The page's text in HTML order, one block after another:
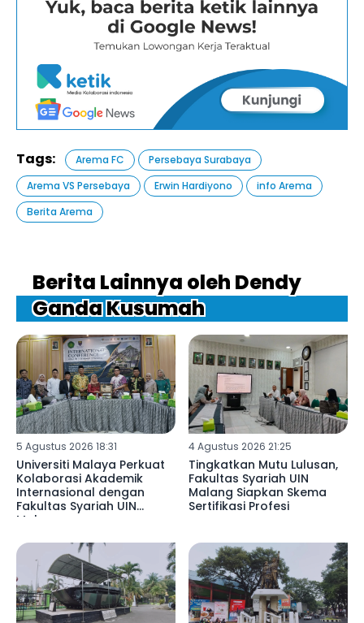
Tags: Arema FC
Persebaya Surabaya
Arema VS Persebaya
Erwin Hardiyono
info Arema
Berita Arema
Berita Lainnya oleh Dendy
Ganda Kusumah
5 Agustus 2026 18:31
Universiti Malaya Perkuat
Kolaborasi Akademik
Internasional dengan
Fakultas Syariah UIN
Malang
4 Agustus 2026 21:25
Tingkatkan Mutu Lulusan,
Fakultas Syariah UIN
Malang Siapkan Skema
Sertifikasi Profesi